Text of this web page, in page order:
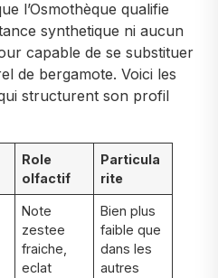
l’Osmothèque qualifie
synthetique ni aucun
capable de se substituer
de bergamote. Voici les
structurent son profil
Role
olfactif
Particula
rite
Note
zestee
fraiche,
eclat
Bien plus
faible que
dans les
autres